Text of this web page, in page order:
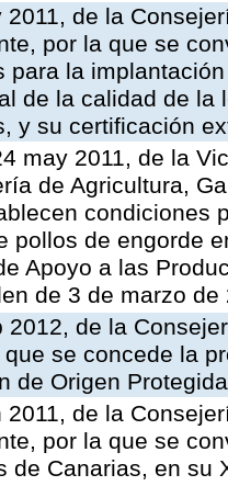
2011, de la
por la que se
para la
de la calidad de
y su certificación
may 2011, de la
de Agricultura,
condiciones
pollos de engorde
Apoyo a las
de 3 de marzo de
2012, de la
se concede la
de Origen
2011, de la
por la que se
de Canarias, en su